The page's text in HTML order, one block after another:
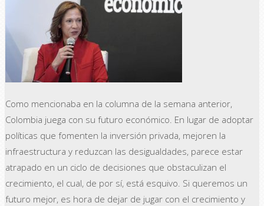
Como mencionaba en la columna de la semana anterior,
Colombia juega con su futuro económico. En lugar de adoptar
políticas que fomenten la inversión privada, mejoren la
infraestructura y reduzcan las desigualdades, parece estar
atrapado en un ciclo de decisiones que obstaculizan el
crecimiento, el cual, de por sí, está esquivo. Si queremos un
futuro mejor, es hora de dejar de jugar con el crecimiento y